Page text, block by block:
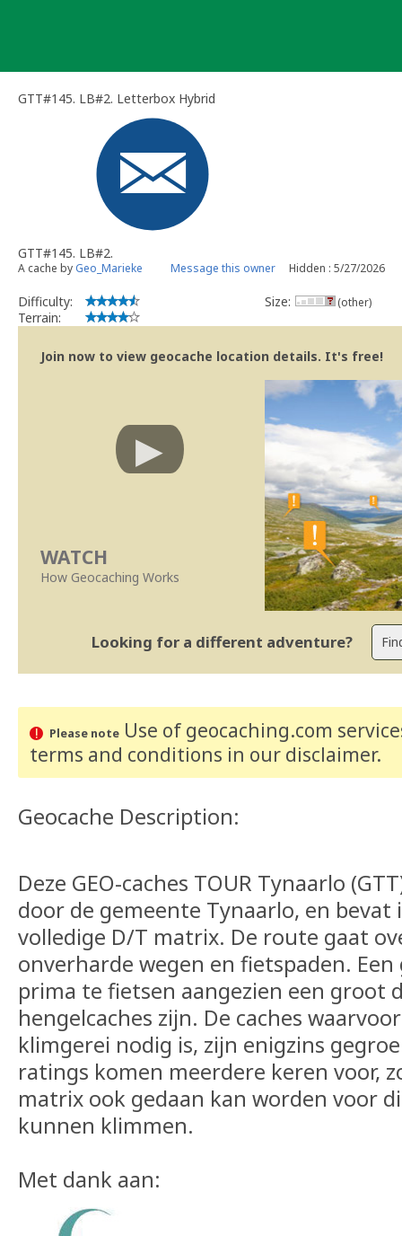
GTT#145. LB#2. Letterbox Hybrid
GTT#145. LB#2.
A cache by Geo_Marieke Message this owner Hidden : 5/27/2026
Difficulty:
Terrain:
Size: (other)
Join now to view geocache location details. It's free!
WATCH
How Geocaching Works
Looking for a different adventure?
Please noteUse of geocaching.com
terms and conditions in our disclaimer.
Geocache Description:
Deze GEO-caches TOUR Tynaarlo
door de gemeente Tynaarlo, en bevat
volledige D/T matrix. De route gaat
onverharde wegen en fietspaden.
prima te fietsen aangezien een groot
hengelcaches zijn. De caches
klimgerei nodig is, zijn enigzins
ratings komen meerdere keren voor,
matrix ook gedaan kan worden voor
kunnen klimmen.
Met dank aan: